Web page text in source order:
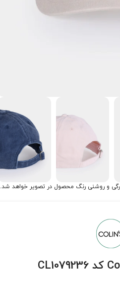
و روشنی رنگ محصول در تصویر خواهد شد.